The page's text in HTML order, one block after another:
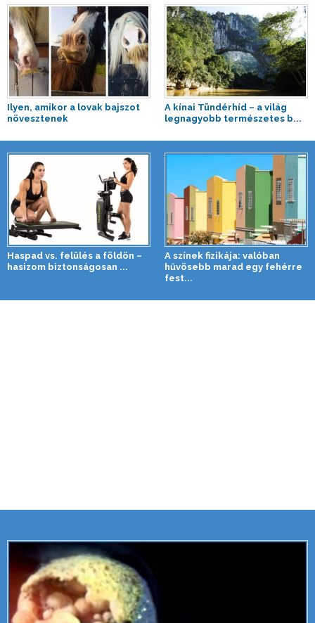
Ilyen, amikor a lovak bajszot
növesztenek
A kínai Tündérhíd – a világ
legnagyobb természetes b...
Haspad vs. felülés a földön –
hasizom biztonságosan ...
A színek fizikája: valóban
hűvösebb marad egy fehérre
fest...